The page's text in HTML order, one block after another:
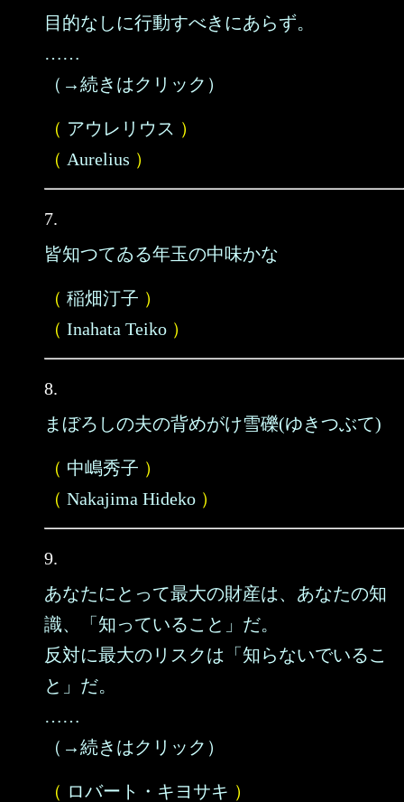
目的なしに行動すべきにあらず。
……
（→続きはクリック）
（ アウレリウス ）
（ Aurelius ）
7.
皆知つてゐる年玉の中味かな
（ 稲畑汀子 ）
（ Inahata Teiko ）
8.
まぼろしの夫の背めがけ雪礫(ゆきつぶて)
（ 中嶋秀子 ）
（ Nakajima Hideko ）
9.
あなたにとって最大の財産は、あなたの知
識、「知っていること」だ。
反対に最大のリスクは「知らないでいるこ
と」だ。
……
（→続きはクリック）
（ ロバート・キヨサキ ）